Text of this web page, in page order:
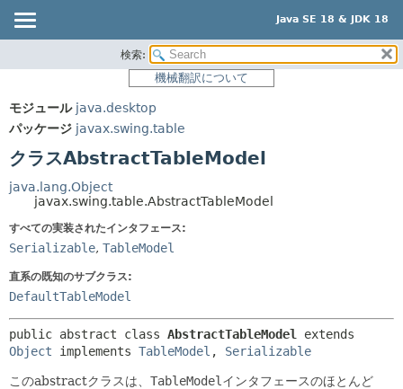
Java SE 18 & JDK 18
パッケージ
使用
ツリー
プレビュー
新規
非推奨
ヘルプ
サマリー:
ネスト済
メソッド
詳細:
検索:
機械翻訳について
モジュール java.desktop
パッケージ javax.swing.table
クラスAbstractTableModel
java.lang.Object
javax.swing.table.AbstractTableModel
すべての実装されたインタフェース:
Serializable, TableModel
直系の既知のサブクラス:
DefaultTableModel
public abstract class AbstractTableModel
Object implements TableModel , Serializable
このabstractクラスは、 TableModel インタフェースのほとんど